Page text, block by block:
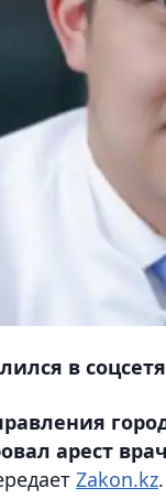
в
арест
Zakon.kz.